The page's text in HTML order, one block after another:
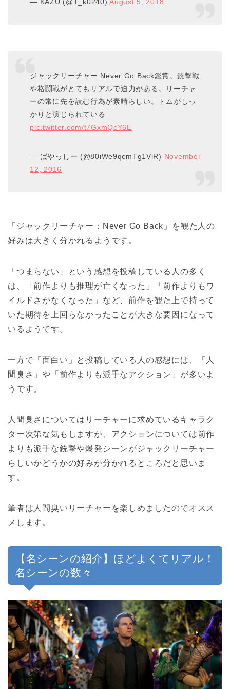
ジャックリーチャー Never Go Back鑑賞。銃撃戦
や格闘戦がとてもリアルで迫力がある。リーチャ
ーの常に先を読む行為が素晴らしい。トムがしっ
かりと演じられている
pic.twitter.com/t7GxmQcY6E
— ばやっしー (@80iWe9qcmTg1ViR) November
12, 2016
「ジャックリーチャー：Never Go Back」を観た人の
好みは大きく分かれるようです。
「つまらない」という感想を投稿している人の多く
は、「前作よりも推理が亡くなった」「前作よりもワ
イルドさがなくなった」など、前作を観た上で持って
いた期待を上回らなかったことが大きな要因になって
いるようです。
一方で「面白い」と投稿している人の感想には、「人
間臭さ」や「前作よりも派手なアクション」が多いよ
うです。
人間臭さについてはリーチャーに求めているキャラク
ター次第な気もしますが、アクションについては前作
よりも派手な銃撃や爆発シーンがジャックリーチャー
らしいかどうかの好みが分かれるところだと思いま
す。
筆者は人間臭いリーチャーを楽しめましたのでオスス
メします。
【名シーンの紹介】ほどよくてリアル！
名シーンの数々